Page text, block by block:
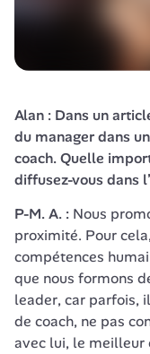
Alan : Dans un
du manager dans
coach. Quelle
diffusez-vous dans
P-M. A. : Nous
proximité. Pour
compétences
leader, car parfois,
de coach, ne pas
avec lui, le meilleur